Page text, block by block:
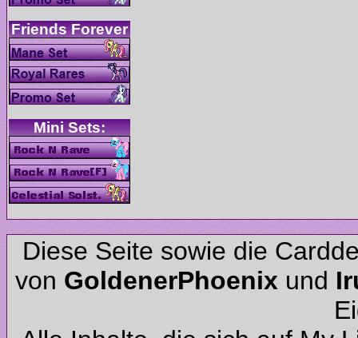
Diese Seite sowie die
von
und